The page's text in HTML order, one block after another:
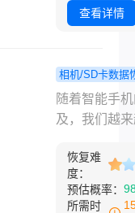
下将为您介
找回那些重
频内容。
查看详情
相机/SD卡数据
程 华为sd
删除如何恢
法吧!！
随着智能手
及，我们越
生活的点滴
视频文件占
大的存储空
恢复难
度：
预估概率：
所需时